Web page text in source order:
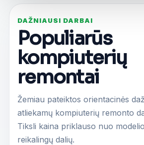
DAŽNIAUSI DARBAI
Populiarūs
kompiuterių
remontai
Žemiau pateiktos orientacinės
atliekamų kompiuterių remonto
Tiksli kaina priklauso nuo
reikalingų dalių.